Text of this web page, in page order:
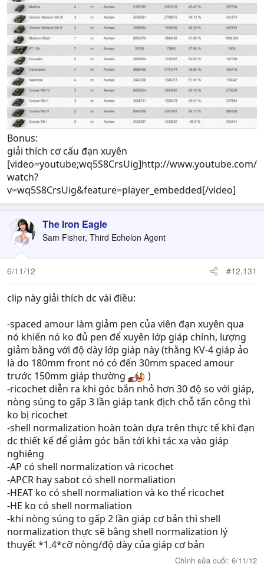
Bonus:
giải thích cơ cấu đạn xuyên
[video=youtube;wq5S8CrsUig]http://www.youtube.com/
watch?
v=wq5S8CrsUig&feature=player_embedded[/video]
The Iron Eagle
Sam Fisher, Third Echelon Agent
6/11/12 #12,131
clip này giải thích dc vài điều:
-spaced amour làm giảm pen của viên đạn xuyên qua
nó khiến nó ko đủ pen để xuyên lớp giáp chính, lượng
giảm bằng với độ dày lớp giáp này (thằng KV-4 giáp ảo
là do 180mm front nó có đến 30mm spaced amour
trước 150mm giáp thường
)
-ricochet diễn ra khi góc bắn nhỏ hơn 30 độ so với giáp,
nòng súng to gấp 3 lần giáp tank địch chỗ tấn công thì
ko bị ricochet
-shell normalization hoàn toàn dựa trên thực tế khi đạn
dc thiết kế để giảm góc bắn tới khi tác xạ vào giáp
nghiêng
-AP có shell normalization và ricochet
-APCR hay sabot có shell normaliation
-HEAT ko có shell normaliation và ko thể ricochet
-HE ko có shell normaliation
-khi nòng súng to gấp 2 lần giáp cơ bản thì shell
normalization thực sẽ bằng shell normalization lý
thuyết *1.4*cỡ nòng/độ dày của giáp cơ bản
Chỉnh sửa cuối: 6/11/12